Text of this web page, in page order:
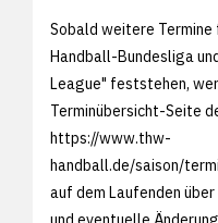
Sobald weitere Termine
Handball-Bundesliga
League" feststehen,
Terminübersicht-Seite
https://www.thw-
handball.de/saison/
auf dem Laufenden